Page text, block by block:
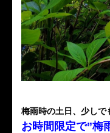
梅雨時の土日、少しで
お時間限定で”梅